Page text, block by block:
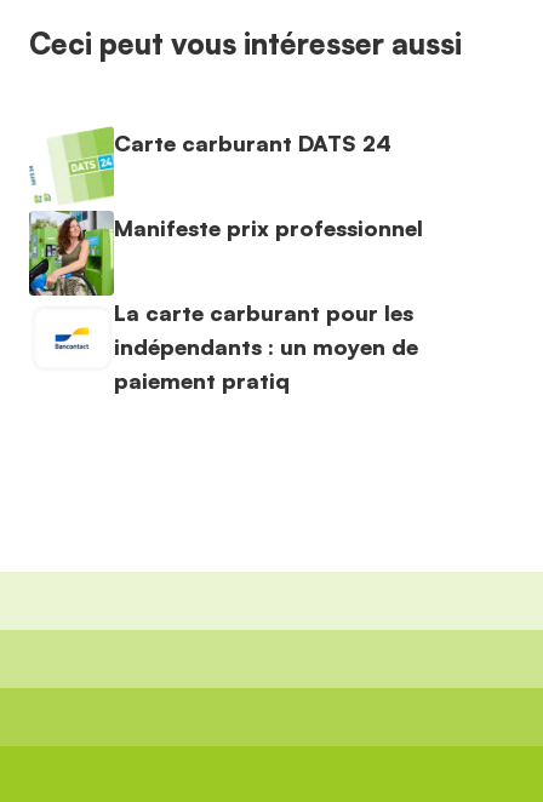
Ceci peut vous intéresser aussi
Carte carburant DATS 24
Manifeste prix professionnel
La carte carburant pour les
indépendants : un moyen de
paiement pratiq